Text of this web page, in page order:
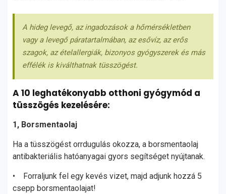
A hideg levegő, az ingadozások a hőmérsékletben
vagy a levegő páratartalmában, az esővíz, az erős
szagok, az ételallergiák, bizonyos gyógyszerek és más
effélék is kiválthatnak tüsszögést.
A 10 leghatékonyabb otthoni gyógymód a
tüsszögés kezelésére:
1, Borsmentaolaj
Ha a tüsszögést orrdugulás okozza, a borsmentaolaj
antibakteriális hatóanyagai gyors segítséget nyújtanak.
• Forraljunk fel egy kevés vizet, majd adjunk hozzá 5
csepp borsmentaolajat!